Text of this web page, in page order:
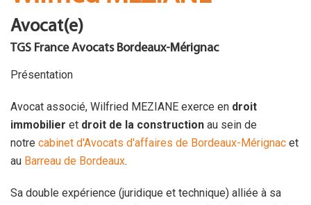
Avocat(e)
TGS France Avocats Bordeaux-Mérignac
Présentation
Avocat associé, Wilfried MEZIANE exerce en droit
immobilier et droit de la construction au sein de
notre cabinet d'Avocats d'affaires de Bordeaux-Mérignac et
au Barreau de Bordeaux.
Sa double expérience (juridique et technique) alliée à sa